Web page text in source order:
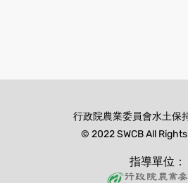
行政院農業委員會水土保
© 2022 SWCB All
指導單位：